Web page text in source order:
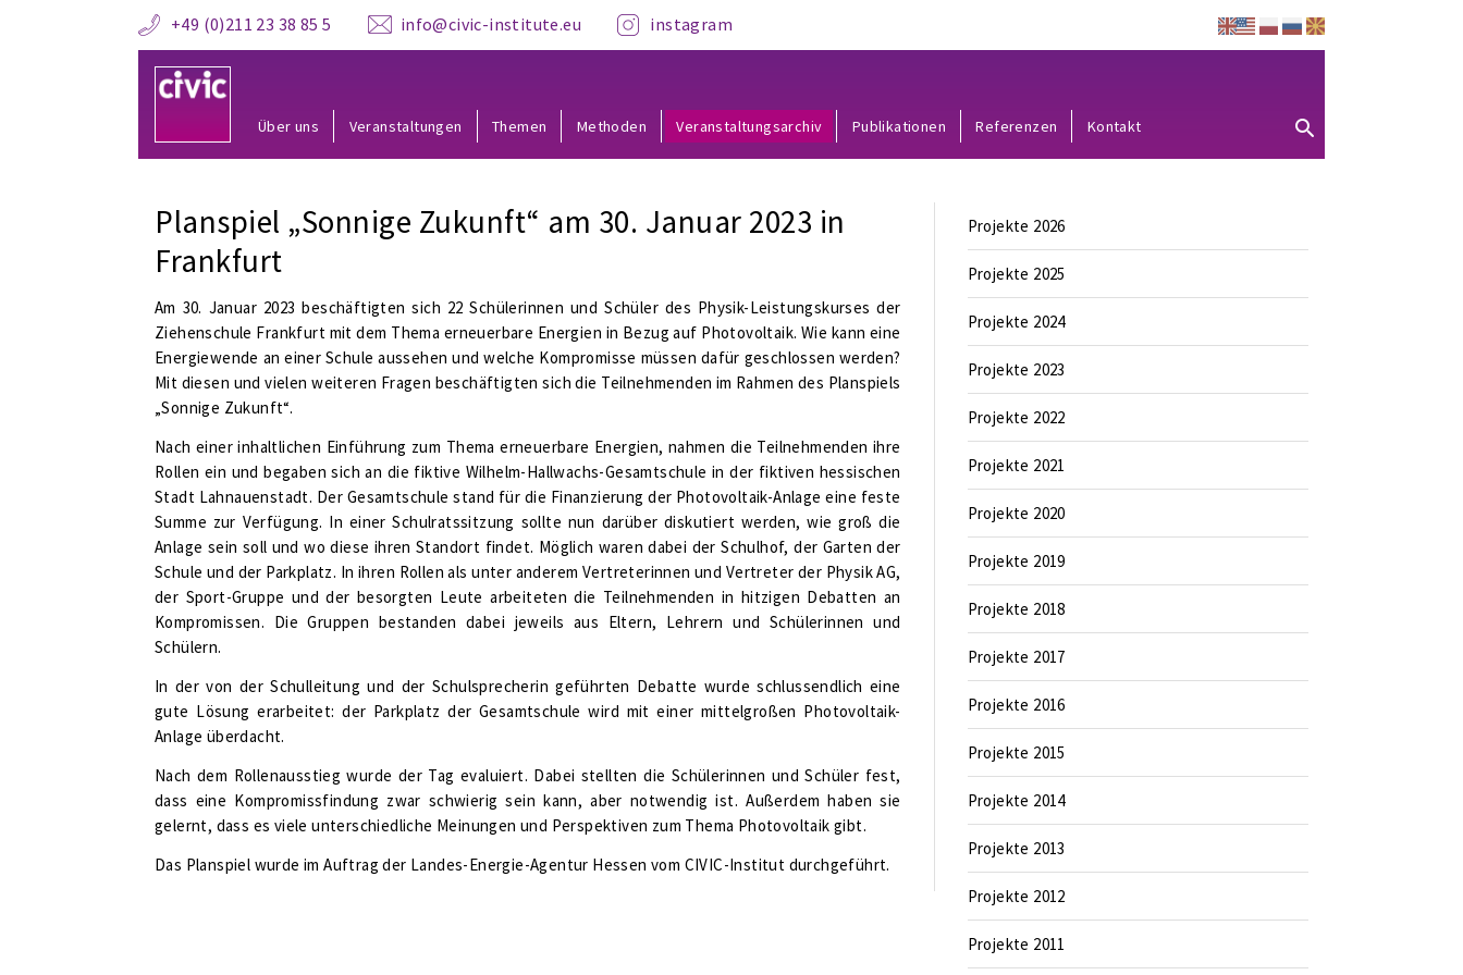
+49 (0)211 23 38 85 5 info@civic-institute.eu instagram
Über uns Veranstaltungen Themen Methoden Veranstaltungsarchiv Publikationen Referenzen Kontakt
Planspiel „Sonnige Zukunft“ am 30. Januar 2023 in
Frankfurt
Am 30. Januar 2023 beschäftigten sich 22 Schülerinnen und Schüler des Physik-Leistungskurses der
Ziehenschule Frankfurt mit dem Thema erneuerbare Energien in Bezug auf Photovoltaik. Wie kann eine
Energiewende an einer Schule aussehen und welche Kompromisse müssen dafür geschlossen werden?
Mit diesen und vielen weiteren Fragen beschäftigten sich die Teilnehmenden im Rahmen des Planspiels
„Sonnige Zukunft“.
Nach einer inhaltlichen Einführung zum Thema erneuerbare Energien, nahmen die Teilnehmenden ihre
Rollen ein und begaben sich an die fiktive Wilhelm-Hallwachs-Gesamtschule in der fiktiven hessischen
Stadt Lahnauenstadt. Der Gesamtschule stand für die Finanzierung der Photovoltaik-Anlage eine feste
Summe zur Verfügung. In einer Schulratssitzung sollte nun darüber diskutiert werden, wie groß die
Anlage sein soll und wo diese ihren Standort findet. Möglich waren dabei der Schulhof, der Garten der
Schule und der Parkplatz. In ihren Rollen als unter anderem Vertreterinnen und Vertreter der Physik AG,
der Sport-Gruppe und der besorgten Leute arbeiteten die Teilnehmenden in hitzigen Debatten an
Kompromissen. Die Gruppen bestanden dabei jeweils aus Eltern, Lehrern und Schülerinnen und
Schülern.
In der von der Schulleitung und der Schulsprecherin geführten Debatte wurde schlussendlich eine
gute Lösung erarbeitet: der Parkplatz der Gesamtschule wird mit einer mittelgroßen Photovoltaik-
Anlage überdacht.
Nach dem Rollenausstieg wurde der Tag evaluiert. Dabei stellten die Schülerinnen und Schüler fest,
dass eine Kompromissfindung zwar schwierig sein kann, aber notwendig ist. Außerdem haben sie
gelernt, dass es viele unterschiedliche Meinungen und Perspektiven zum Thema Photovoltaik gibt.
Das Planspiel wurde im Auftrag der Landes-Energie-Agentur Hessen vom CIVIC-Institut durchgeführt.
Projekte 2026
Projekte 2025
Projekte 2024
Projekte 2023
Projekte 2022
Projekte 2021
Projekte 2020
Projekte 2019
Projekte 2018
Projekte 2017
Projekte 2016
Projekte 2015
Projekte 2014
Projekte 2013
Projekte 2012
Projekte 2011